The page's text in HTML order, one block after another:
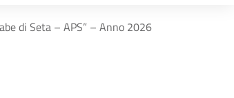
di Seta – APS” – Anno 2026